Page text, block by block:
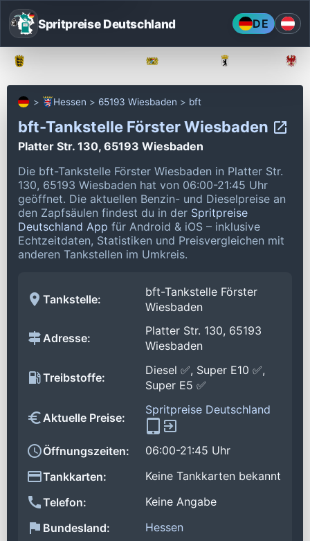
Spritpreise Deutschland DE
Hessen 65193 Wiesbaden bft
bft-Tankstelle Förster Wiesbaden
Platter Str. 130, 65193 Wiesbaden
Die bft-Tankstelle Förster Wiesbaden in Platter Str.
130, 65193 Wiesbaden hat von 06:00-21:45 Uhr
geöffnet. Die aktuellen Benzin- und Dieselpreise an
den Zapfsäulen findest du in der Spritpreise
Deutschland App für Android & iOS – inklusive
Echtzeitdaten, Statistiken und Preisvergleichen mit
anderen Tankstellen im Umkreis.
Tankstelle:
bft-Tankstelle Förster
Wiesbaden
Adresse:
Platter Str. 130, 65193
Wiesbaden
Treibstoffe:
Diesel ✅, Super E10 ✅,
Super E5 ✅
Aktuelle Preise:
Spritpreise Deutschland
Öffnungszeiten:
06:00-21:45 Uhr
Tankkarten:
Keine Tankkarten bekannt
Telefon:
Keine Angabe
Bundesland:
Hessen